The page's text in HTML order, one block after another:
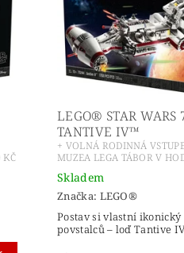
KČ
LEGO® STAR WARS
TANTIVE IV™
+ VOLNÁ RODINNÁ
MUZEA LEGA TÁBOR V
Skladem
Značka: LEGO®
Postav si vlastní ikonický
povstalců – loď Tantive